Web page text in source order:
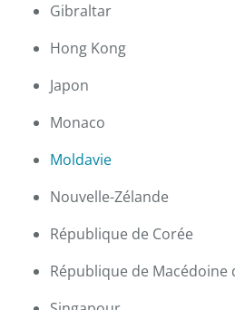
Gibraltar
Hong Kong
Japon
Monaco
Moldavie
Nouvelle-Zélande
République de Corée
République de Macédoine